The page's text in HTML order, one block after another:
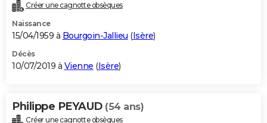
Créer une cagnotte obsèques
Naissance
15/04/1959 à Bourgoin-Jallieu (Isère)
Décès
10/07/2019 à Vienne (Isère)
Philippe PEYAUD (54 ans)
Créer une cagnotte obsèques